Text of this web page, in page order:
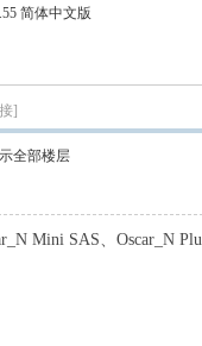
简体中文版
]
全部楼层
Mini SAS、Oscar_N